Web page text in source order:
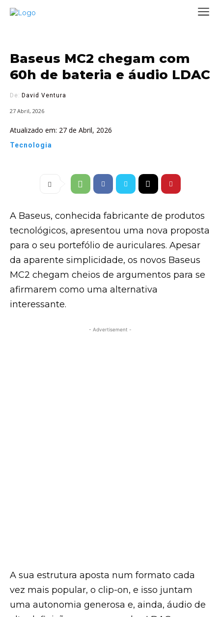
Baseus MC2 chegam com
60h de bateria e áudio LDAC
De: David Ventura
27 Abril, 2026
Atualizado em: 27 de Abril, 2026
Tecnologia
A Baseus, conhecida fabricante de produtos
tecnológicos, apresentou uma nova proposta
para o seu portefólio de auriculares. Apesar
da aparente simplicidade, os novos Baseus
MC2 chegam cheios de argumentos para se
afirmarem como uma alternativa
interessante.
- Advertisement -
A sua estrutura aposta num formato cada
vez mais popular, o clip-on, e isso juntam
uma autonomia generosa e, ainda, áudio de